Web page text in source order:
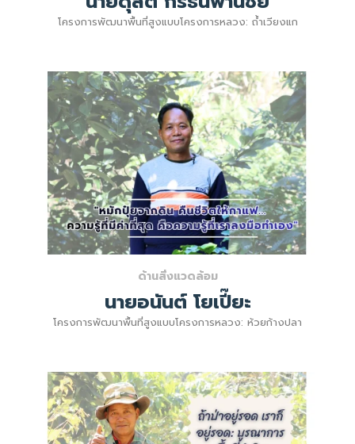
โครงการพัฒนาพื้นที่สูงแบบโครงการหลวง: ถ้ำเวียงแก
ด้านสิ่งแวดล้อม
นายอนันต์ โยเปี๊ยะ
โครงการพัฒนาพื้นที่สูงแบบโครงการหลวง: ห้วยก้างปลา